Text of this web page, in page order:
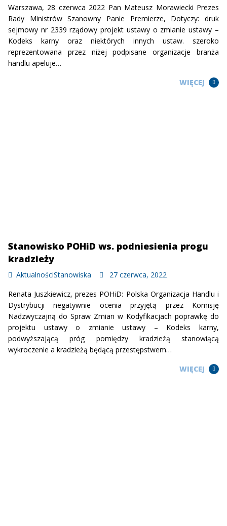
Warszawa, 28 czerwca 2022 Pan Mateusz Morawiecki Prezes
Rady Ministrów Szanowny Panie Premierze, Dotyczy: druk
sejmowy nr 2339 rządowy projekt ustawy o zmianie ustawy –
Kodeks karny oraz niektórych innych ustaw. szeroko
reprezentowana przez niżej podpisane organizacje branża
handlu apeluje…
WIĘCEJ
Stanowisko POHiD ws. podniesienia progu
kradzieży
AktualnościStanowiska
27 czerwca, 2022
Renata Juszkiewicz, prezes POHiD: Polska Organizacja Handlu i
Dystrybucji negatywnie ocenia przyjętą przez Komisję
Nadzwyczajną do Spraw Zmian w Kodyfikacjach poprawkę do
projektu ustawy o zmianie ustawy – Kodeks karny,
podwyższającą próg pomiędzy kradzieżą stanowiącą
wykroczenie a kradzieżą będącą przestępstwem…
WIĘCEJ